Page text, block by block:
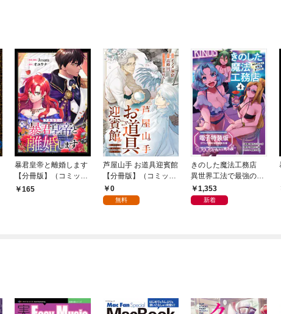
暴君皇帝と離婚します
【分冊版】（コミッ
ク） １話【フルカラ
165
芦屋山手 お道具迎賓館
【分冊版】（コミッ
ク） １話
0
無料
きのした魔法工務店
異世界工法で最強の家
づくりを（コミック）
４【電子特装版】ガ
1,353
新着